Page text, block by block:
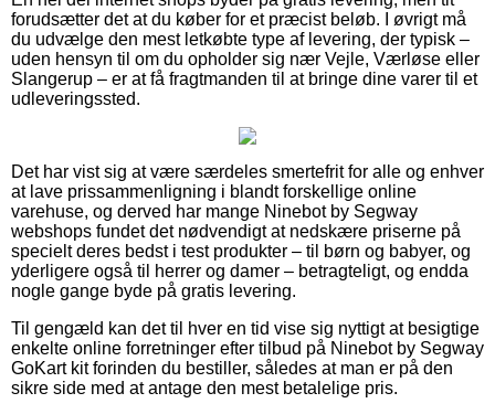
forudsætter det at du køber for et præcist beløb. I øvrigt må
du udvælge den mest letkøbte type af levering, der typisk –
uden hensyn til om du opholder sig nær Vejle, Værløse eller
Slangerup – er at få fragtmanden til at bringe dine varer til et
udleveringssted.
Det har vist sig at være særdeles smertefrit for alle og enhver
at lave prissammenligning i blandt forskellige online
varehuse, og derved har mange Ninebot by Segway
webshops fundet det nødvendigt at nedskære priserne på
specielt deres bedst i test produkter – til børn og babyer, og
yderligere også til herrer og damer – betragteligt, og endda
nogle gange byde på gratis levering.
Til gengæld kan det til hver en tid vise sig nyttigt at besigtige
enkelte online forretninger efter tilbud på Ninebot by Segway
GoKart kit forinden du bestiller, således at man er på den
sikre side med at antage den mest betalelige pris.